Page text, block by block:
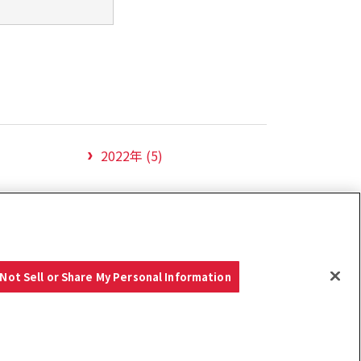
2022年 (5)
」サービスを開始
Sell or Share My Personal Information